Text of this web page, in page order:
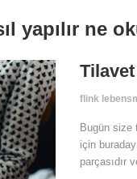
yapılır ne
Tilavet
flink
Bugün size
için
parçasıdır